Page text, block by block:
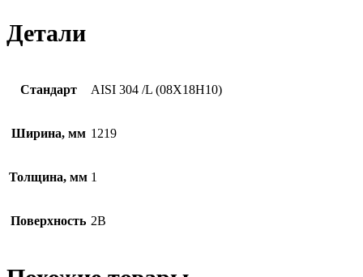
Детали
Стандарт AISI 304 /L (08Х18Н10)
Ширина, мм 1219
Толщина, мм 1
Поверхность 2B